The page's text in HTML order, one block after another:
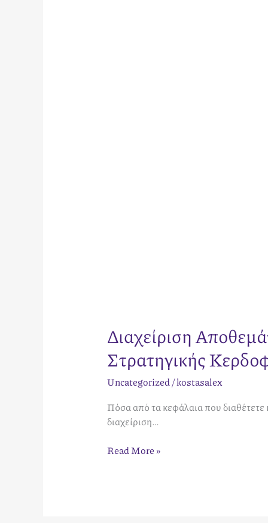
Διαχείριση
Στρατηγικής
Uncategorized /kostasalex
Πόσα από τα κεφάλαια που διαθέτετε
διαχείριση…
Read More »